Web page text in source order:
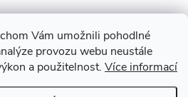
Vám umožnili pohodlné
provozu webu neustále
a použitelnost. Více informací